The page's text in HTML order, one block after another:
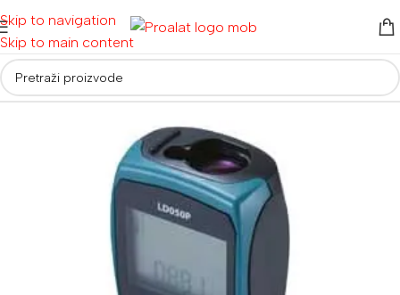
Skip to navigation
Skip to main content
Početna/ Mjerna tehnika